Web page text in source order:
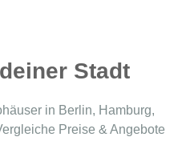
Stadt
in Berlin, Hamburg,
Preise & Angebote